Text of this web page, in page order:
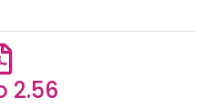
2.56